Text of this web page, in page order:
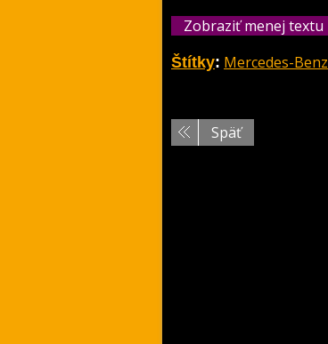
Zobraziť menej textu
Štítky: Mercedes-Benz
Späť